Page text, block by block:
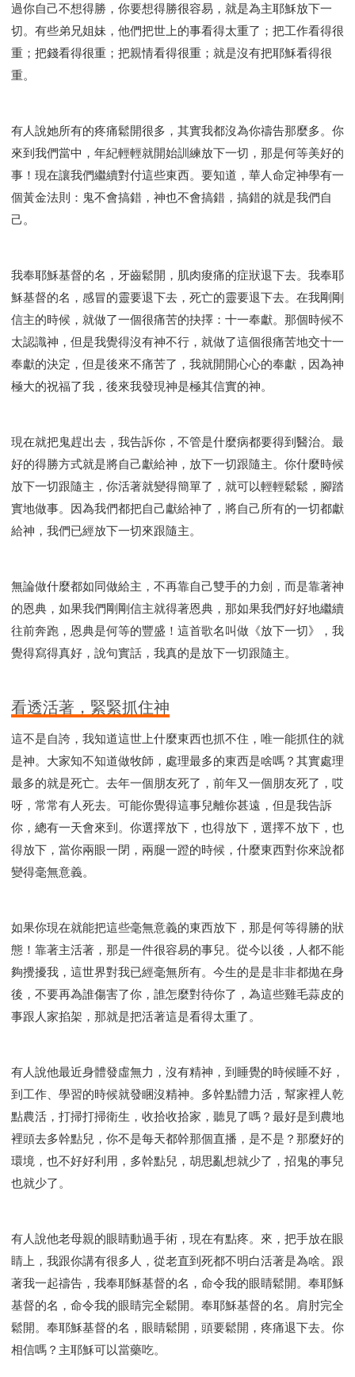
過你自己不想得勝，你要想得勝很容易，就是為主耶穌放下一
切。有些弟兄姐妹，他們把世上的事看得太重了；把工作看得很
重；把錢看得很重；把親情看得很重；就是沒有把耶穌看得很
重。
有人說她所有的疼痛鬆開很多，其實我都沒為你禱告那麼多。你
來到我們當中，年紀輕輕就開始訓練放下一切，那是何等美好的
事！現在讓我們繼續對付這些東西。要知道，華人命定神學有一
個黃金法則：鬼不會搞錯，神也不會搞錯，搞錯的就是我們自
己。
我奉耶穌基督的名，牙齒鬆開，肌肉痠痛的症狀退下去。我奉耶
穌基督的名，感冒的靈要退下去，死亡的靈要退下去。在我剛剛
信主的時候，就做了一個很痛苦的抉擇：十一奉獻。那個時候不
太認識神，但是我覺得沒有神不行，就做了這個很痛苦地交十一
奉獻的決定，但是後來不痛苦了，我就開開心心的奉獻，因為神
極大的祝福了我，後來我發現神是極其信實的神。
現在就把鬼趕出去，我告訴你，不管是什麼病都要得到醫治。最
好的得勝方式就是將自己獻給神，放下一切跟隨主。你什麼時候
放下一切跟隨主，你活著就變得簡單了，就可以輕輕鬆鬆，腳踏
實地做事。因為我們都把自己獻給神了，將自己所有的一切都獻
給神，我們已經放下一切來跟隨主。
無論做什麼都如同做給主，不再靠自己雙手的力劍，而是靠著神
的恩典，如果我們剛剛信主就得著恩典，那如果我們好好地繼續
往前奔跑，恩典是何等的豐盛！這首歌名叫做《放下一切》，我
覺得寫得真好，說句實話，我真的是放下一切跟隨主。
看透活著，緊緊抓住神
這不是自誇，我知道這世上什麼東西也抓不住，唯一能抓住的就
是神。大家知不知道做牧師，處理最多的東西是啥嗎？其實處理
最多的就是死亡。去年一個朋友死了，前年又一個朋友死了，哎
呀，常常有人死去。可能你覺得這事兒離你甚遠，但是我告訴
你，總有一天會來到。你選擇放下，也得放下，選擇不放下，也
得放下，當你兩眼一閉，兩腿一蹬的時候，什麼東西對你來說都
變得毫無意義。
如果你現在就能把這些毫無意義的東西放下，那是何等得勝的狀
態！靠著主活著，那是一件很容易的事兒。從今以後，人都不能
夠攪擾我，這世界對我已經毫無所有。今生的是是非非都拋在身
後，不要再為誰傷害了你，誰怎麼對待你了，為這些雞毛蒜皮的
事跟人家掐架，那就是把活著這是看得太重了。
有人說他最近身體發虛無力，沒有精神，到睡覺的時候睡不好，
到工作、學習的時候就發睏沒精神。多幹點體力活，幫家裡人乾
點農活，打掃打掃衛生，收拾收拾家，聽見了嗎？最好是到農地
裡頭去多幹點兒，你不是每天都幹那個直播，是不是？那麼好的
環境，也不好好利用，多幹點兒，胡思亂想就少了，招鬼的事兒
也就少了。
有人說他老母親的眼睛動過手術，現在有點疼。來，把手放在眼
睛上，我跟你講有很多人，從老直到死都不明白活著是為啥。跟
著我一起禱告，我奉耶穌基督的名，命令我的眼睛鬆開。奉耶穌
基督的名，命令我的眼睛完全鬆開。奉耶穌基督的名。肩肘完全
鬆開。奉耶穌基督的名，眼睛鬆開，頭要鬆開，疼痛退下去。你
相信嗎？主耶穌可以當藥吃。